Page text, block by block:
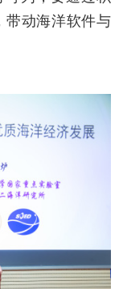
带动海洋软件与